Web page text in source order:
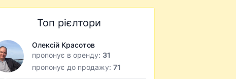
Топ рієлтори
Олексій Красотов
пропонує в оренду: 31
пропонує до продажу:71